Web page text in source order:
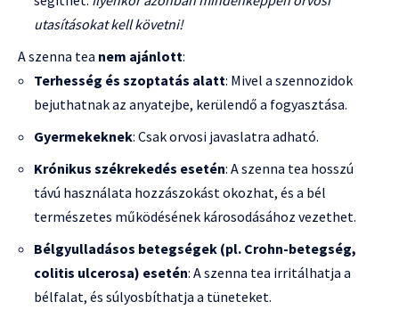
utasításokat kell követni!
A szenna tea nem ajánlott:
Terhesség és szoptatás alatt: Mivel a szennozidok
bejuthatnak az anyatejbe, kerülendő a fogyasztása.
Gyermekeknek: Csak orvosi javaslatra adható.
Krónikus székrekedés esetén: A szenna tea hosszú
távú használata hozzászokást okozhat, és a bél
természetes működésének károsodásához vezethet.
Bélgyulladásos betegségek (pl. Crohn-betegség,
colitis ulcerosa) esetén: A szenna tea irritálhatja a
bélfalat, és súlyosbíthatja a tüneteket.